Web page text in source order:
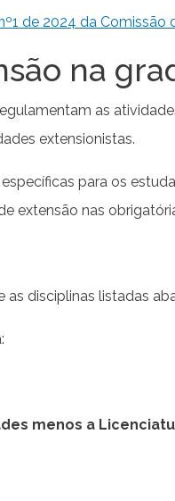
de 2024 da Comissão
na
as
extensionistas.
para os
nas
disciplinas listadas
menos a